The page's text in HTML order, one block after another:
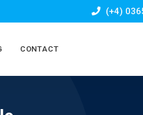
(+4)
CONTACT